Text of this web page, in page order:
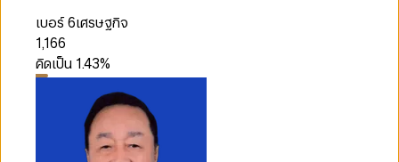
เบอร์ 6เศรษฐกิจ
1,166
คิดเป็น 1.43%